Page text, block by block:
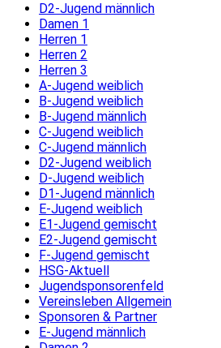
D2-Jugend männlich
Damen 1
Herren 1
Herren 2
Herren 3
A-Jugend weiblich
B-Jugend weiblich
B-Jugend männlich
C-Jugend weiblich
C-Jugend männlich
D2-Jugend weiblich
D-Jugend weiblich
D1-Jugend männlich
E-Jugend weiblich
E1-Jugend gemischt
E2-Jugend gemischt
F-Jugend gemischt
HSG-Aktuell
Jugendsponsorenfeld
Vereinsleben Allgemein
Sponsoren & Partner
E-Jugend männlich